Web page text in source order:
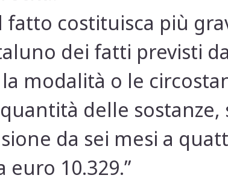
fatto costituisca più
dei fatti previsti
modalità o le
delle
da sei mesi a
euro 10.329.”